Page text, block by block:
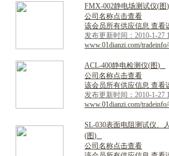
FMX-002静电场测试仪(图)
公司名称点击查看
该会员所有供应信息 查看
发布更新时间：2010-1-27
www.01dianzi.com/
ACL-400静电检测仪(图)
公司名称点击查看
该会员所有供应信息 查看
发布更新时间：2010-1-27
www.01dianzi.com/
SL-030表面电阻 测试仪、 人
(图)
公司名称点击查看